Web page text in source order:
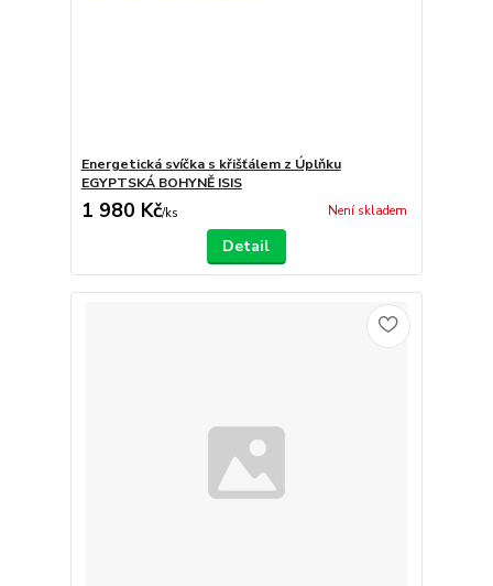
Energetická svíčka s křišťálem z Úplňku
EGYPTSKÁ BOHYNĚ ISIS
1 980 Kč/ks Není skladem
Detail